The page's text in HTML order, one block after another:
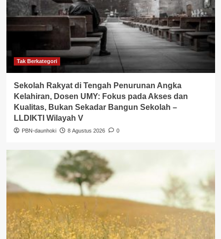
Tak Berkategori
Sekolah Rakyat di Tengah Penurunan Angka
Kelahiran, Dosen UMY: Fokus pada Akses dan
Kualitas, Bukan Sekadar Bangun Sekolah –
LLDIKTI Wilayah V
PBN-daunhoki 8 Agustus 2026 0